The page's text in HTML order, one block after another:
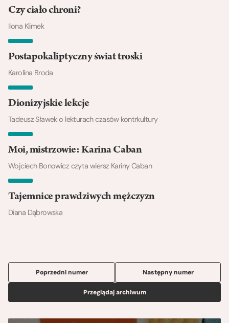
Czy ciało chroni?
Ilona Klimek
Postapokaliptyczny świat troski
Karolina Broda
Dionizyjskie lekcje
Tadeusz Sławek o lekturach czasów kontrkultury
Moi, mistrzowie: Karina Caban
Wojciech Bonowicz czyta wiersz Kariny Caban
Tajemnice prawdziwych mężczyzn
Diana Dąbrowska
Poprzedni numer
Przeglądaj archiwum
Następny numer